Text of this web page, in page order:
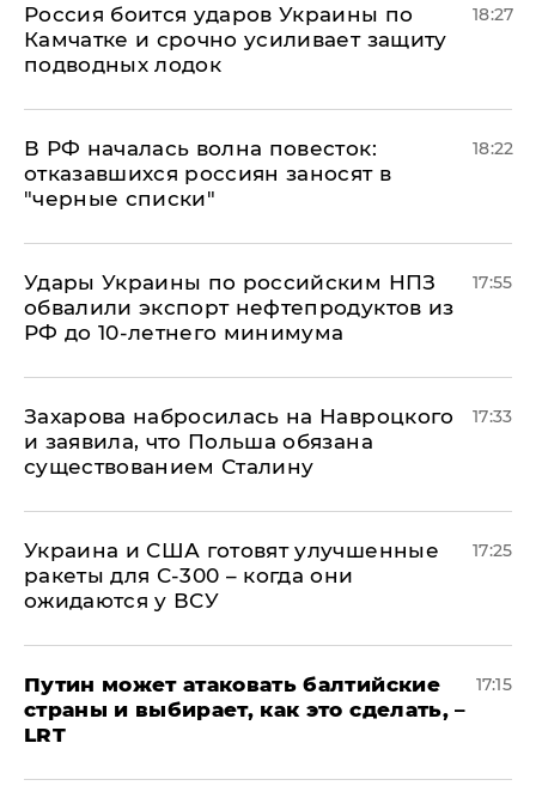
Россия боится ударов Украины по
Камчатке и срочно усиливает защиту
подводных лодок
18:27
​В РФ началась волна повесток:
отказавшихся россиян заносят в
"черные списки"
18:22
Удары Украины по российским НПЗ
обвалили экспорт нефтепродуктов из
РФ до 10-летнего минимума
17:55
​Захарова набросилась на Навроцкого
и заявила, что Польша обязана
существованием Сталину
17:33
Украина и США готовят улучшенные
ракеты для С-300 – когда они
ожидаются у ВСУ
17:25
Путин может атаковать балтийские
страны и выбирает, как это сделать, –
LRT
17:15